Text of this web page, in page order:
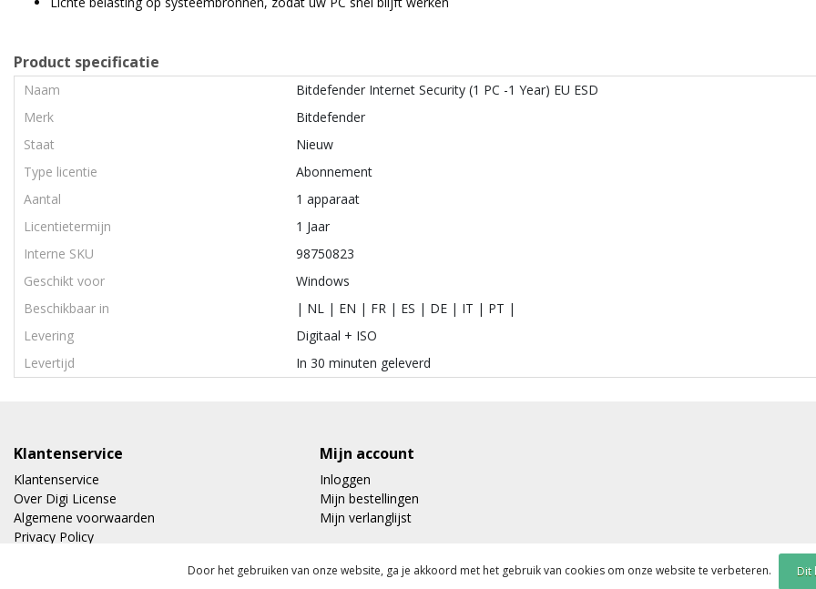
Product specificatie
Naam
Bitdefender Internet Security (1 PC -1 Year) EU ESD
Merk
Bitdefender
Staat
Nieuw
Type licentie
Abonnement
Aantal
1 apparaat
Licentietermijn
1 Jaar
Interne SKU
98750823
Geschikt voor
Windows
Beschikbaar in
| NL | EN | FR | ES | DE | IT | PT |
Levering
Digitaal + ISO
Levertijd
In 30 minuten geleverd
Klantenservice
Klantenservice
Over Digi License
Algemene voorwaarden
Privacy Policy
Mijn account
Inloggen
Mijn bestellingen
Mijn verlanglijst
Door het gebruiken van onze website, ga je akkoord met het gebruik van cookies om onze website te verbeteren. Dit